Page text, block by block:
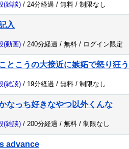
(雑談) / 24分経過 / 無料 / 制限なし
入
(動画) / 240分経過 / 無料 / ログイン限定
とこうの大接近に嫉妬で怒り狂う
(雑談) / 19分経過 / 無料 / 制限なし
なっち好きなやつ以外くんな
(雑談) / 200分経過 / 無料 / 制限なし
advance